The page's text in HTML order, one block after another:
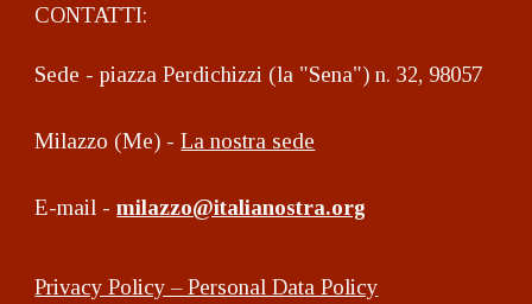
CONTATTI:
Sede - piazza Perdichizzi (la "Sena") n. 32, 98057
Milazzo (Me) -La nostra sede
E-mail -milazzo@italianostra.org
Privacy Policy – Personal Data Policy